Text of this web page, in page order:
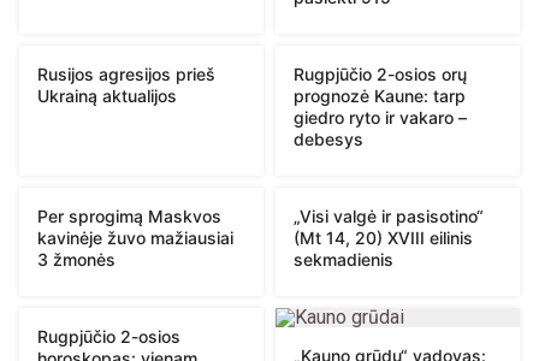
Rusijos agresijos prieš
Ukrainą aktualijos
Rugpjūčio 2-osios orų
prognozė Kaune: tarp
giedro ryto ir vakaro –
debesys
Per sprogimą Maskvos
kavinėje žuvo mažiausiai
3 žmonės
„Visi valgė ir pasisotino“
(Mt 14, 20) XVIII eilinis
sekmadienis
Rugpjūčio 2-osios
„Kauno grūdų“ vadovas: